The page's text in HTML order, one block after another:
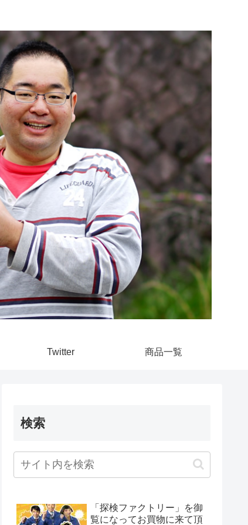
Twitter 商品一覧
検索
「探検ファクトリー」を御
覧になってお買物に来て頂